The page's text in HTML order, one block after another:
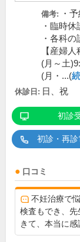
備考:
・
・臨時休
・各科の
【産婦人
(月～土
(月・...(
休診日: 日、祝
初診
初診・再
口コミ
不妊治療で
検査もでき、
きて、本当に感